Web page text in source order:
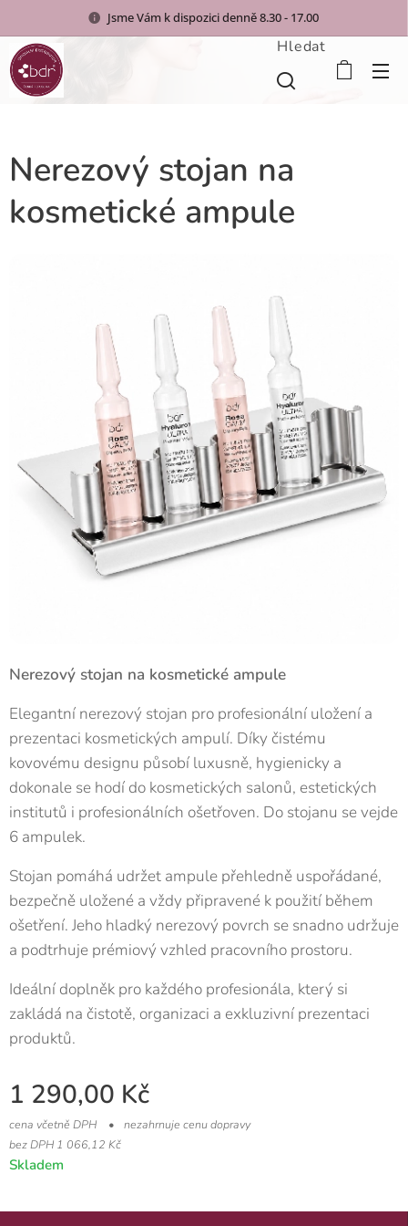
Jsme Vám k dispozici denně 8.30 - 17.00
Hledat
Nerezový stojan na
kosmetické ampule
Nerezový stojan na kosmetické ampule
Elegantní nerezový stojan pro profesionální uložení a
prezentaci kosmetických ampulí. Díky čistému
kovovému designu působí luxusně, hygienicky a
dokonale se hodí do kosmetických salonů, estetických
institutů i profesionálních ošetřoven. Do stojanu se vejde
6 ampulek.
Stojan pomáhá udržet ampule přehledně uspořádané,
bezpečně uložené a vždy připravené k použití během
ošetření. Jeho hladký nerezový povrch se snadno udržuje
a podtrhuje prémiový vzhled pracovního prostoru.
Ideální doplněk pro každého profesionála, který si
zakládá na čistotě, organizaci a exkluzivní prezentaci
produktů.
1 290,00 Kč
cena včetně DPH
nezahrnuje cenu dopravy
bez DPH 1 066,12 Kč
Skladem